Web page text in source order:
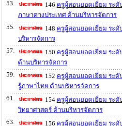
53.
146 ครูผู้สอนยอดเยี่ยม ระ
ภาษาต่างประเทศ ด้านบริหารจัดการ
55.
148 ครูผู้สอนยอดเยี่ยม ระ
บริหารจัดการ
57.
150 ครูผู้สอนยอดเยี่ยม ระ
ด้านบริหารจัดการ
59.
152 ครูผู้สอนยอดเยี่ยม ระ
รู้ภาษาไทย ด้านบริหารจัดการ
61.
154 ครูผู้สอนยอดเยี่ยม ระ
วิทยาศาสตร์ ด้านบริหารจัดการ
63.
156 ครูผู้สอนยอดเยี่ยม ระ